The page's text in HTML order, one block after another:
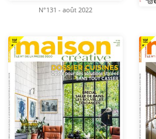
N°131 - août 2022